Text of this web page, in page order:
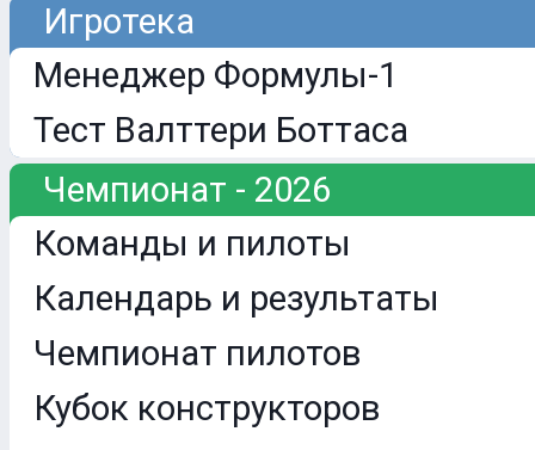
Игротека
Менеджер Формулы-1
Тест Валттери Боттаса
Чемпионат - 2026
Команды и пилоты
Календарь и результаты
Чемпионат пилотов
Кубок конструкторов